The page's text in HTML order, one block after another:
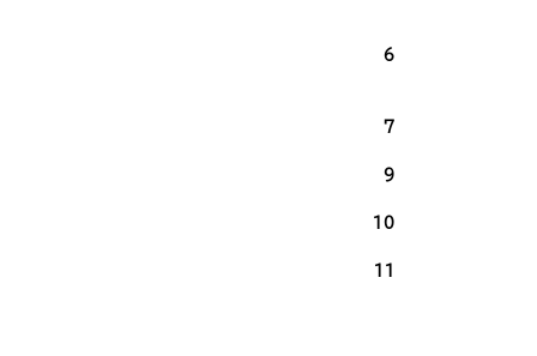
6
7
9
10
11